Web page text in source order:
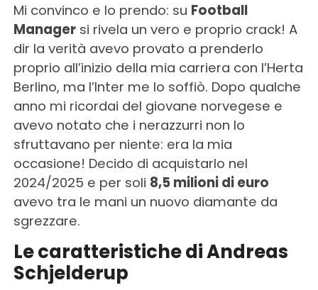
Mi convinco e lo prendo: su Football
Managersi rivela un vero e proprio crack! A
dir la verità avevo provato a prenderlo
proprio all’inizio della mia carriera con l’Herta
Berlino, ma l’Inter me lo soffiò. Dopo qualche
anno mi ricordai del giovane norvegese e
avevo notato che i nerazzurri non lo
sfruttavano per niente: era la mia
occasione! Decido di acquistarlo nel
2024/2025 e per soli 8,5 milioni di euro
avevo tra le mani un nuovo diamante da
sgrezzare.
Le caratteristiche di Andreas
Schjelderup